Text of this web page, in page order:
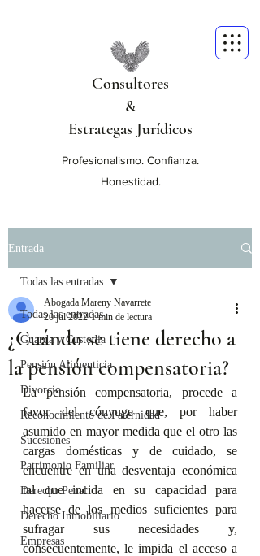
Consultores
&
Estrategas Jurídicos
Profesionalismo. Confianza.
Honestidad.
Entrada
Todas las entradas
Guarda y Custodia
Pensión Alimenticia
Divorcio
Reconocimiento de Paternidad
Sucesiones
Patrimonio Familiar
Derecho Penal
Derecho Inmobiliario
Empresas
Todas las entradas
¿Cuándo se tiene derecho a
la pensión compensatoria?
Abogada Mareny Navarrete
20 jul 2022 1 min de lectura
La pensión compensatoria, procede a
favor del cónyuge que, por haber
asumido en mayor medida que el otro las
cargas domésticas y de cuidado, se
encuentre en una desventaja económica
tal que incida en su capacidad para
hacerse de los medios suficientes para
sufragar sus necesidades y,
consecuentemente, le impida el acceso a